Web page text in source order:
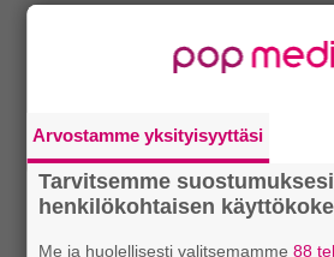
Arvostamme yksityisyyttäsi
Tarvitsemme
henkilökohtaisen
Me ja huolellisesti valitsemamme88